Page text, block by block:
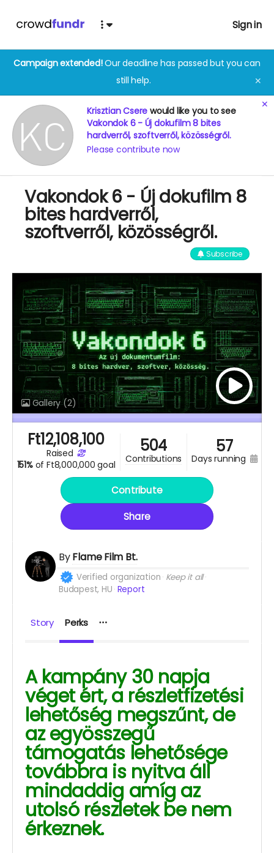
Sign in
Campaign extended!Our deadline has passed but you can
still help.
✕
✕
Krisztian Csere would like you to see
Vakondok 6 - Új dokufilm 8 bites
hardverről, szoftverről, közösségről.
Please contribute now
Vakondok 6 - Új dokufilm 8
bites hardverről,
szoftverről, közösségről.
Subscribe
Gallery(2)
Ft12,108,100
raised
151% of Ft8,000,000 goal
504
contributions
57
days running
Contribute
Share
ByFlame Film Bt.
Verified organization Keep it all
Budapest, HU Report
Story Perks
A kampány 30 napja
véget ért, a részletfizetési
lehetőség megszűnt, de
az egyösszegű
támogatás lehetősége
továbbra is nyitva áll
mindaddig amíg az
utolsó részletek be nem
érkeznek.